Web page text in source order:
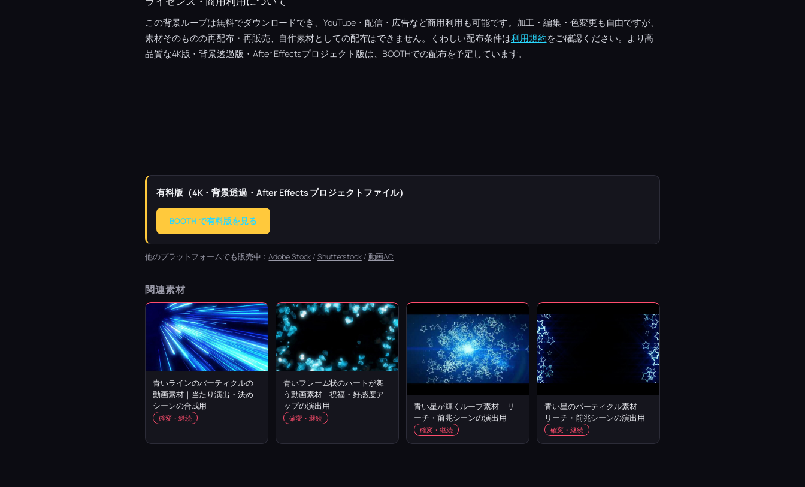
この背景ループは無料でダウンロードでき、YouTube・配信・広告など商用利用も可能です。加工・編集・色変更も自由ですが、
素材そのものの再配布・再販売、自作素材としての配布はできません。くわしい配布条件は利用規約をご確認ください。より高
品質な4K版・背景透過版・After Effectsプロジェクト版は、BOOTHでの配布を予定しています。
有料版（4K・背景透過・After Effects プロジェクトファイル）
BOOTH で有料版を見る
他のプラットフォームでも販売中：Adobe Stock /Shutterstock/ 動画AC
関連素材
青いラインのパーティクルの
動画素材｜当たり演出・決め
シーンの合成用
確変・継続
青いフレーム状のハートが舞
う動画素材｜祝福・好感度ア
ップの演出用
確変・継続
青い星が輝くループ素材｜リ
ーチ・前兆シーンの演出用
確変・継続
青い星のパーティクル素材｜
リーチ・前兆シーンの演出用
確変・継続